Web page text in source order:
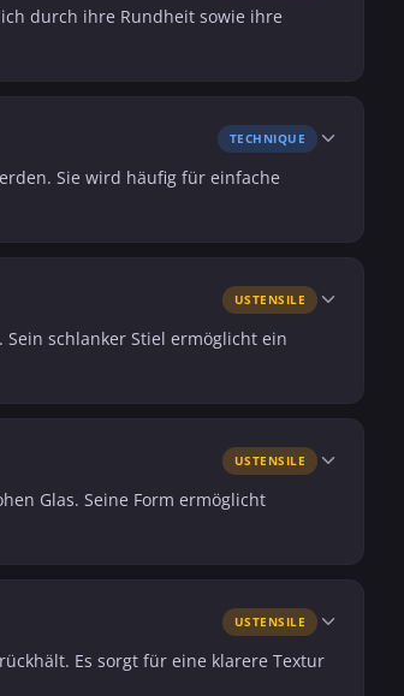
durch ihre Rundheit sowie ihre
TECHNIQUE
Sie wird häufig für einfache
USTENSILE
schlanker Stiel ermöglicht ein
USTENSILE
Glas. Seine Form ermöglicht
USTENSILE
Es sorgt für eine klarere Textur